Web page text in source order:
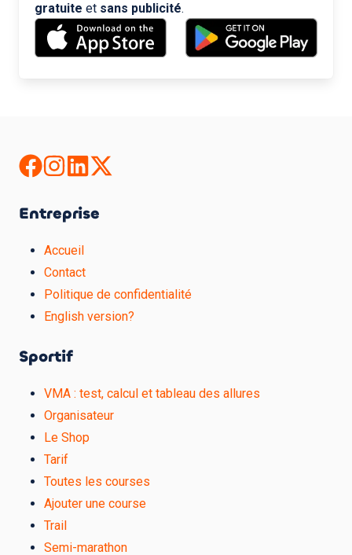
gratuite et sans publicité.
Entreprise
Accueil
Contact
Politique de confidentialité
English version?
Sportif
VMA : test, calcul et tableau des allures
Organisateur
Le Shop
Tarif
Toutes les courses
Ajouter une course
Trail
Semi-marathon